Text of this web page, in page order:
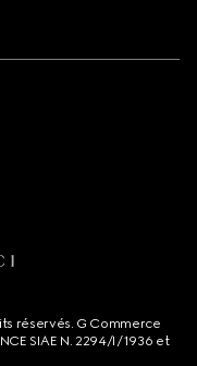
réservés. G Commerce
SIAE N. 2294/I/1936 et